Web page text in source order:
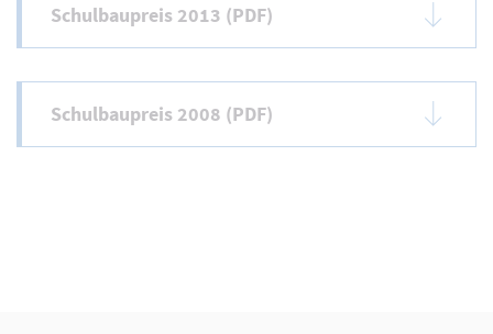
Schulbaupreis 2013 (PDF)
Schulbaupreis 2008 (PDF)